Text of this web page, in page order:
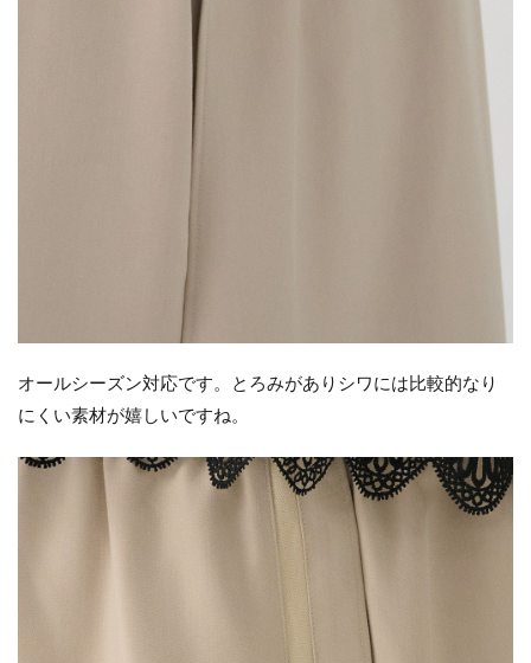
オールシーズン対応です。とろみがありシワには比較的なり
にくい素材が嬉しいですね。